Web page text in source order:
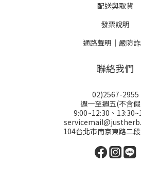
配送與取貨
發票說明
通路聲明｜嚴防
聯絡我們
02)2567-2955
週一至週五(不含
9:00~12:30、
104台北市南京東路二